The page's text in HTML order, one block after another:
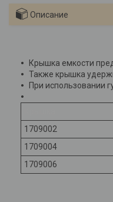
Описание
Крышка емкости
Также крышка
При использовании
1709002
1709004
1709006